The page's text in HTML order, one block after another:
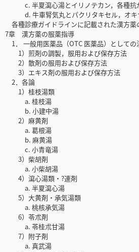
c. 半夏瀉心湯とイリノテカン，各種抗
d. 牛車腎気丸とパクリタキセル，オキ
各種診療ガイドラインに記載された漢方薬
7章 漢方薬の服薬指導
1． 一般用医薬品（OTC 医薬品）として
1）煎剤の調製，服用および保存方法
2）散剤の服用および保存方法
3）エキス剤の服用および保存方法
2．各論
1）桂枝湯類
a. 桂枝湯
b. 小建中湯
2）麻黄剤
a. 葛根湯
b. 麻黄湯
c. 小青竜湯
3）柴胡剤
a. 小柴胡湯
4）瀉心湯類・?連剤
a. 半夏瀉心湯
5）大黄剤・承気湯類
a. 桃核承気湯
6）苓朮剤
a. 苓桂朮甘湯
7）附子剤
a. 真武湯